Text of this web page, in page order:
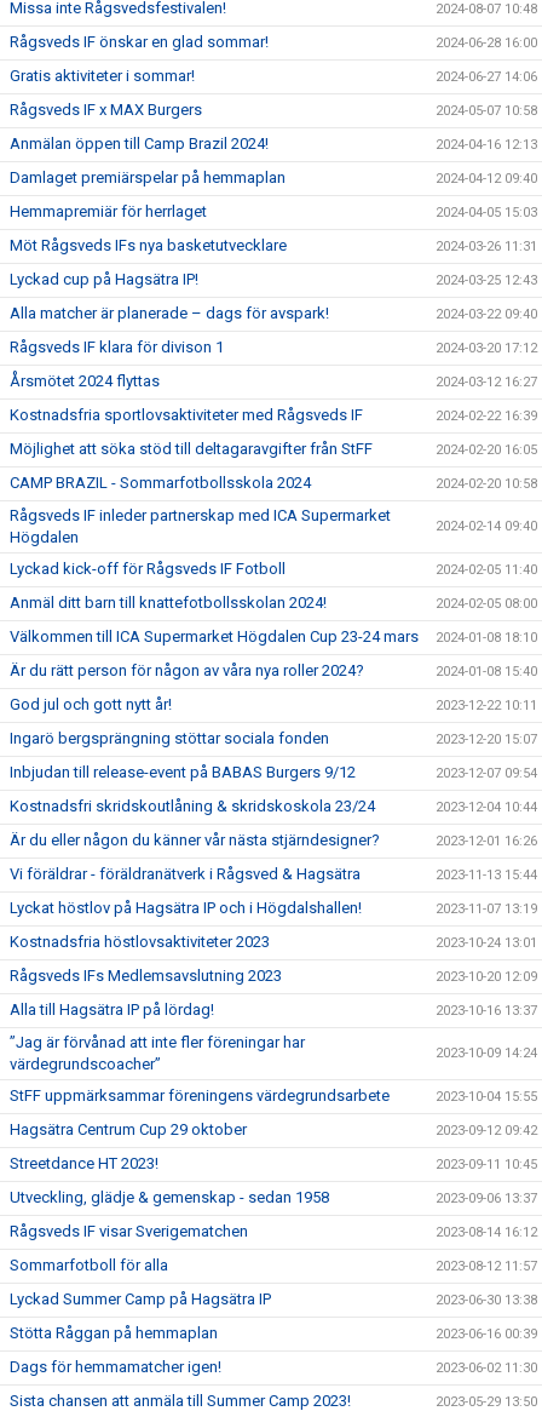
Missa inte Rågsvedsfestivalen! 2024-08-07 10:48
Rågsveds IF önskar en glad sommar! 2024-06-28 16:00
Gratis aktiviteter i sommar! 2024-06-27 14:06
Rågsveds IF x MAX Burgers 2024-05-07 10:58
Anmälan öppen till Camp Brazil 2024! 2024-04-16 12:13
Damlaget premiärspelar på hemmaplan 2024-04-12 09:40
Hemmapremiär för herrlaget 2024-04-05 15:03
Möt Rågsveds IFs nya basketutvecklare 2024-03-26 11:31
Lyckad cup på Hagsätra IP! 2024-03-25 12:43
Alla matcher är planerade – dags för avspark! 2024-03-22 09:40
Rågsveds IF klara för divison 1 2024-03-20 17:12
Årsmötet 2024 flyttas 2024-03-12 16:27
Kostnadsfria sportlovsaktiviteter med Rågsveds IF 2024-02-22 16:39
Möjlighet att söka stöd till deltagaravgifter från StFF 2024-02-20 16:05
CAMP BRAZIL - Sommarfotbollsskola 2024 2024-02-20 10:58
Rågsveds IF inleder partnerskap med ICA Supermarket
Högdalen
2024-02-14 09:40
Lyckad kick-off för Rågsveds IF Fotboll 2024-02-05 11:40
Anmäl ditt barn till knattefotbollsskolan 2024! 2024-02-05 08:00
Välkommen till ICA Supermarket Högdalen Cup 23-24 mars 2024-01-08 18:10
Är du rätt person för någon av våra nya roller 2024? 2024-01-08 15:40
God jul och gott nytt år! 2023-12-22 10:11
Ingarö bergsprängning stöttar sociala fonden 2023-12-20 15:07
Inbjudan till release-event på BABAS Burgers 9/12 2023-12-07 09:54
Kostnadsfri skridskoutlåning & skridskoskola 23/24 2023-12-04 10:44
Är du eller någon du känner vår nästa stjärndesigner? 2023-12-01 16:26
Vi föräldrar - föräldranätverk i Rågsved & Hagsätra 2023-11-13 15:44
Lyckat höstlov på Hagsätra IP och i Högdalshallen! 2023-11-07 13:19
Kostnadsfria höstlovsaktiviteter 2023 2023-10-24 13:01
Rågsveds IFs Medlemsavslutning 2023 2023-10-20 12:09
Alla till Hagsätra IP på lördag! 2023-10-16 13:37
”Jag är förvånad att inte fler föreningar har
värdegrundscoacher”
2023-10-09 14:24
StFF uppmärksammar föreningens värdegrundsarbete 2023-10-04 15:55
Hagsätra Centrum Cup 29 oktober 2023-09-12 09:42
Streetdance HT 2023! 2023-09-11 10:45
Utveckling, glädje & gemenskap - sedan 1958 2023-09-06 13:37
Rågsveds IF visar Sverigematchen 2023-08-14 16:12
Sommarfotboll för alla 2023-08-12 11:57
Lyckad Summer Camp på Hagsätra IP 2023-06-30 13:38
Stötta Råggan på hemmaplan 2023-06-16 00:39
Dags för hemmamatcher igen! 2023-06-02 11:30
Sista chansen att anmäla till Summer Camp 2023! 2023-05-29 13:50